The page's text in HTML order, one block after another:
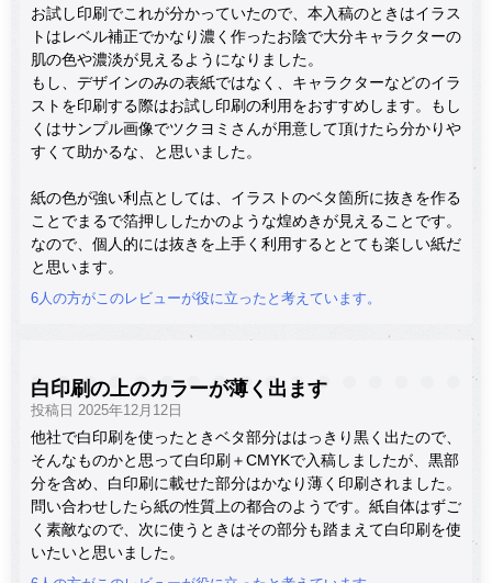
お試し印刷でこれが分かっていたので、本入稿のときはイラス
トはレベル補正でかなり濃く作ったお陰で大分キャラクターの
肌の色や濃淡が見えるようになりました。
もし、デザインのみの表紙ではなく、キャラクターなどのイラ
ストを印刷する際はお試し印刷の利用をおすすめします。もし
くはサンプル画像でツクヨミさんが用意して頂けたら分かりや
すくて助かるな、と思いました。
紙の色が強い利点としては、イラストのベタ箇所に抜きを作る
ことでまるで箔押ししたかのような煌めきが見えることです。
なので、個人的には抜きを上手く利用するととても楽しい紙だ
と思います。
6人の方がこのレビューが役に立ったと考えています。
白印刷の上のカラーが薄く出ます
投稿日 2025年12月12日
他社で白印刷を使ったときベタ部分ははっきり黒く出たので、
そんなものかと思って白印刷＋CMYKで入稿しましたが、黒部
分を含め、白印刷に載せた部分はかなり薄く印刷されました。
問い合わせしたら紙の性質上の都合のようです。紙自体はずご
く素敵なので、次に使うときはその部分も踏まえて白印刷を使
いたいと思いました。